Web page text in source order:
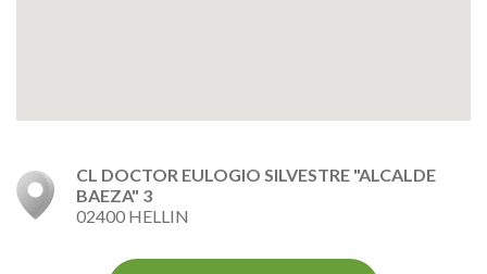
CL DOCTOR EULOGIO SILVESTRE "ALCALDE
BAEZA" 3
02400 HELLIN